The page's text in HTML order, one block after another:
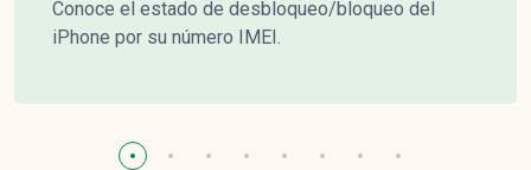
Conoce el estado de desbloqueo/bloqueo del
iPhone por su número IMEI.